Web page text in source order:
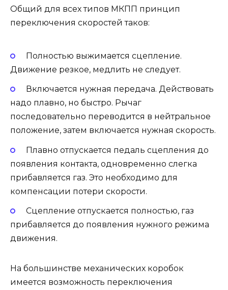
Общий для всех типов МКПП принцип
переключения скоростей таков:
Полностью выжимается сцепление.
Движение резкое, медлить не следует.
Включается нужная передача. Действовать
надо плавно, но быстро. Рычаг
последовательно переводится в нейтральное
положение, затем включается нужная скорость.
Плавно отпускается педаль сцепления до
появления контакта, одновременно слегка
прибавляется газ. Это необходимо для
компенсации потери скорости.
Сцепление отпускается полностью, газ
прибавляется до появления нужного режима
движения.
На большинстве механических коробок
имеется возможность переключения